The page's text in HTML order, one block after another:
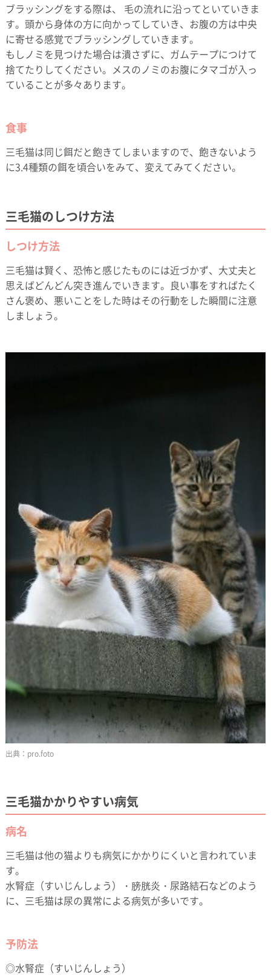
ブラッシングをする際は、 毛の流れに沿ってといていきま
す。頭から身体の方に向かってしていき、お腹の方は中央
に寄せる感覚でブラッシングしていきます。
もしノミを見つけた場合は潰さずに、ガムテープにつけて
捨てたりしてください。メスのノミのお腹にタマゴが入っ
ていることが多々あります。
食事
三毛猫は同じ餌だと飽きてしまいますので、飽きないよう
に3.4種類の餌を頃合いをみて、変えてみてください。
三毛猫のしつけ方法
しつけ方法
三毛猫は賢く、恐怖と感じたものには近づかず、大丈夫と
思えばどんどん突き進んでいきます。良い事をすればたく
さん褒め、悪いことをした時はその行動をした瞬間に注意
しましょう。
pro.foto
三毛猫かかりやすい病気
病名
三毛猫は他の猫よりも病気にかかりにくいと言われていま
す。
水腎症（すいじんしょう）・膀胱炎・尿路結石などのよう
に、三毛猫は尿の異常による病気が多いです。
予防法
◎水腎症（すいじんしょう）